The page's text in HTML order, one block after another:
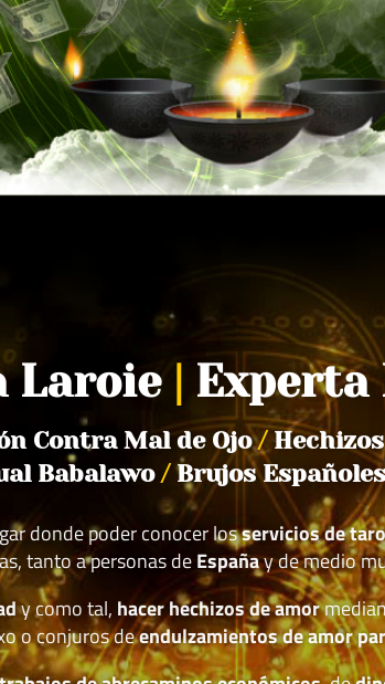
Laroie
Contra Mal de Ojo/
Babalawo /Brujos
donde poder conocer losservicios de
tanto a personas deEspañay de medio
y como tal, hacer hechizos de amor
o conjuros deendulzamientos de amor